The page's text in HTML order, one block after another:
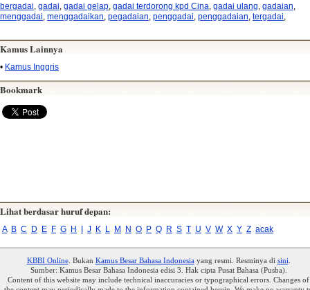
bergadai gadai gadai gelap gadai terdorong kpd Cina gadai ulang gadaian
menggadai menggadaikan pegadaian penggadai penggadaian tergadai
Kamus Lainnya
• Kamus Inggris
Bookmark
Lihat berdasar huruf depan:
A B C D E F G H J K L M N O P Q R S T U V W X Y Z acak
KBBI Online. Bukan Kamus Besar Bahasa Indonesiayang resmi. Resminya di sini
Sumber: Kamus Besar Bahasa Indonesia edisi 3. Hak cipta Pusat Bahasa (Pusba).
Content of this website may include technical inaccuracies or typographical errors. Changes of